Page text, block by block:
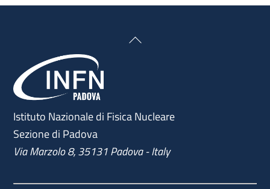
Back
Istituto Nazionale di Fisica Nucleare
Sezione di Padova
Via Marzolo 8, 35131 Padova - Italy